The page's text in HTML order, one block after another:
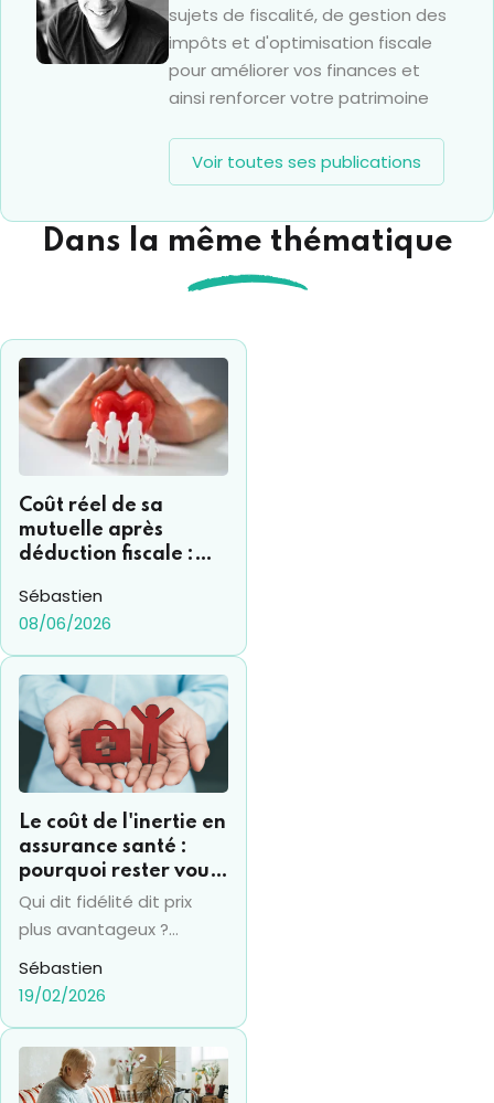
sujets de fiscalité, de gestion des
impôts et d'optimisation fiscale
pour améliorer vos finances et
ainsi renforcer votre patrimoine
Voir toutes ses publications
Dans la même thématique
Coût réel de sa
mutuelle après
déduction fiscale :
retrouver ?
Sébastien
08/06/2026
Le coût de l'inertie en
assurance santé :
pourquoi rester vous
coûte souvent 15% de
plus par an
Qui dit fidélité dit prix
plus avantageux ?
Vraiment ? Pas en
termes d'assurance
santé en tout cas... et la
bien souvent en un
"piège" financier.
Sébastien
19/02/2026